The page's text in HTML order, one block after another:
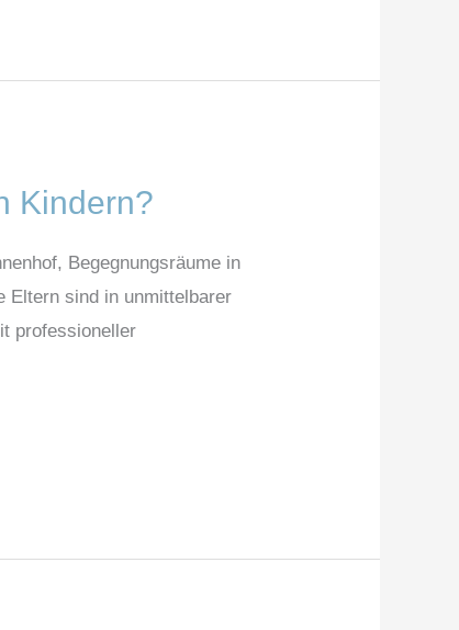
Kindern?
Begegnungsräume in
Eltern sind in unmittelbarer
professioneller